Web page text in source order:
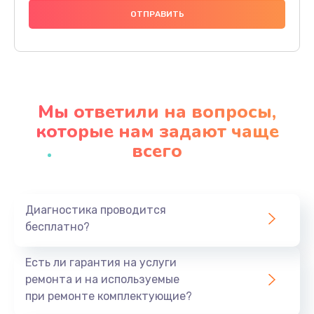
1000 руб.
Заказать
Профилактическая чистка
Заказать
Мы ответили на вопросы,
которые нам задают чаще
всего
Диагностика проводится
бесплатно?
Есть ли гарантия на услуги
ремонта и на используемые
при ремонте комплектующие?